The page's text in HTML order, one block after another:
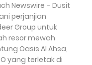
Newswire – Dusit
perjanjian
Group untuk
resor mewah
Oasis Al Ahsa,
yang terletak di